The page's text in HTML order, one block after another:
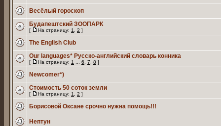
Весёлый гороскоп
Будапештский ЗООПАРК
[ На страницу: 1 2 ]
The English Club
Our languages* Русско-английский словарь конника
[ На страницу: 1 6 7 8 ]
Newcomer*)
Стоимость 50 соток земли
[ На страницу: 1 2 ]
Борисовой Оксане срочно нужна помощь!!!
Нептун